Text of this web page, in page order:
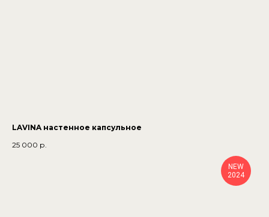
LAVINA настенное капсульное
25 000 р.
NEW
2024